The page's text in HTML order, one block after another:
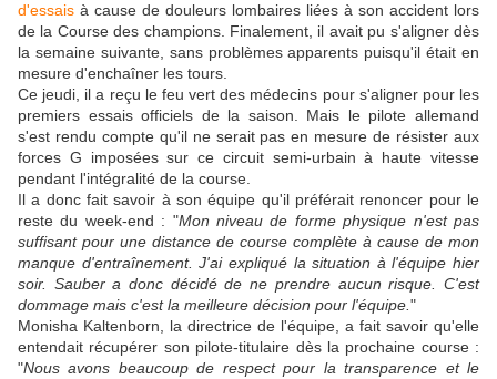
d'essais à cause de douleurs lombaires liées à son accident lors
de la Course des champions. Finalement, il avait pu s'aligner dès
la semaine suivante, sans problèmes apparents puisqu'il était en
mesure d'enchaîner les tours.
Ce jeudi, il a reçu le feu vert des médecins pour s'aligner pour les
premiers essais officiels de la saison. Mais le pilote allemand
s'est rendu compte qu'il ne serait pas en mesure de résister aux
forces G imposées sur ce circuit semi-urbain à haute vitesse
pendant l'intégralité de la course.
Il a donc fait savoir à son équipe qu'il préférait renoncer pour le
reste du week-end : "Mon niveau de forme physique n'est pas
suffisant pour une distance de course complète à cause de mon
manque d'entraînement. J'ai expliqué la situation à l'équipe hier
soir. Sauber a donc décidé de ne prendre aucun risque. C'est
dommage mais c'est la meilleure décision pour l'équipe. "
Monisha Kaltenborn, la directrice de l'équipe, a fait savoir qu'elle
entendait récupérer son pilote-titulaire dès la prochaine course :
"Nous avons beaucoup de respect pour la transparence et le